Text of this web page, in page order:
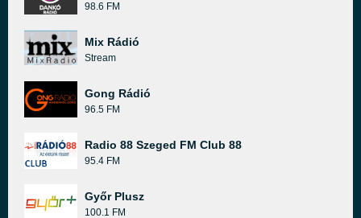
98.6 FM
Mix Rádió
Stream
Gong Rádió
96.5 FM
Radio 88 Szeged FM Club 88
95.4 FM
Győr Plusz
100.1 FM